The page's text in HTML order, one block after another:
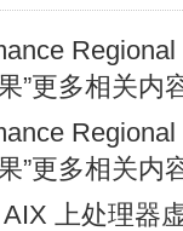
”更多相关内
”更多相关内
上处理器